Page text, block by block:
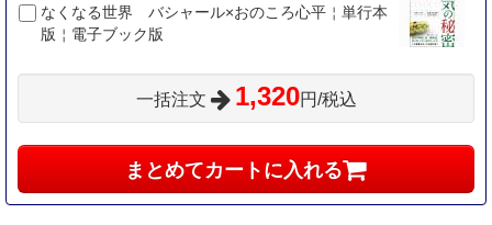
なくなる世界 バシャール×おのころ心平￤単行本
版￤電子ブック版
一括注文 1,320円/税込
まとめてカートに入れる